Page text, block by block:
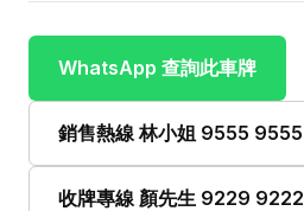
WhatsApp 查詢此車牌
銷售熱線 林小姐 9555 9555
收牌專線 顏先生 9229 9222